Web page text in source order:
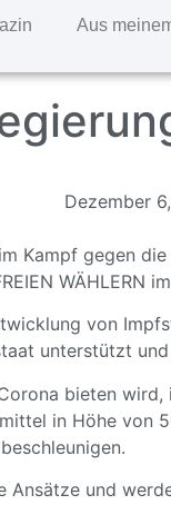
Aus
Dezember
Kampf gegen
WÄHLERN
von
unterstützt
bieten
in Höhe
und